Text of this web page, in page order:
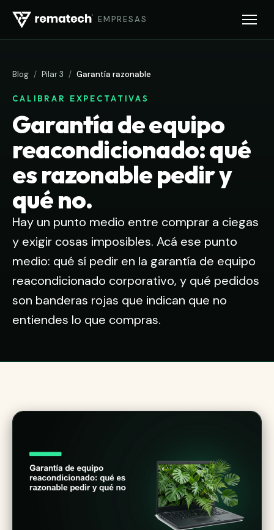
EMPRESAS
Blog / Pilar 3 / Garantía razonable
CALIBRAR EXPECTATIVAS
Garantía de equipo
reacondicionado: qué
es razonable pedir y
qué no.
Hay un punto medio entre comprar a ciegas
y exigir cosas imposibles. Acá ese punto
medio: qué sí pedir en la garantía de equipo
reacondicionado corporativo, y qué pedidos
son banderas rojas que indican que no
entiendes lo que compras.